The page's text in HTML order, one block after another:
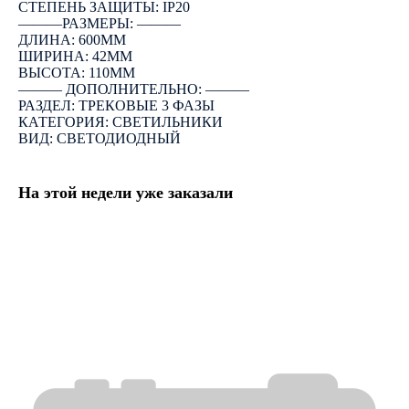
СТЕПЕНЬ ЗАЩИТЫ: IP20
―――РАЗМЕРЫ: ―――
ДЛИНА: 600ММ
ШИРИНА: 42ММ
ВЫСОТА: 110ММ
――― ДОПОЛНИТЕЛЬНО: ―――
РАЗДЕЛ: ТРЕКОВЫЕ 3 ФАЗЫ
КАТЕГОРИЯ: СВЕТИЛЬНИКИ
ВИД: СВЕТОДИОДНЫЙ
На этой недели уже заказали